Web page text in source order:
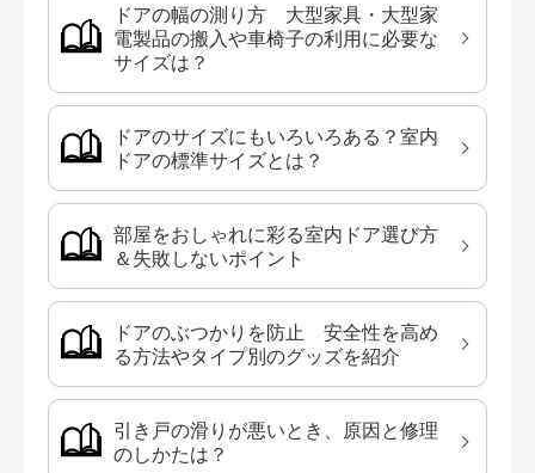
ドアの幅の測り方 大型家具・大型家
電製品の搬入や車椅子の利用に必要な
サイズは？
ドアのサイズにもいろいろある？室内
ドアの標準サイズとは？
部屋をおしゃれに彩る室内ドア選び方
＆失敗しないポイント
ドアのぶつかりを防止 安全性を高め
る方法やタイプ別のグッズを紹介
引き戸の滑りが悪いとき、原因と修理
のしかたは？